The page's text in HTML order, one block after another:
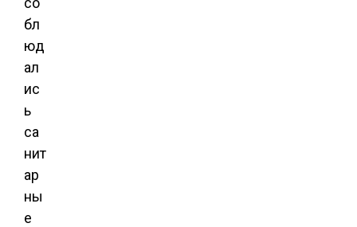
бл
юд
ал
ис
ь
са
нит
ар
ны
е